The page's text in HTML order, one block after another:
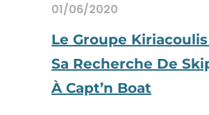
01/06/2020
Le Groupe
Sa Recherche De
À Capt’n Boat